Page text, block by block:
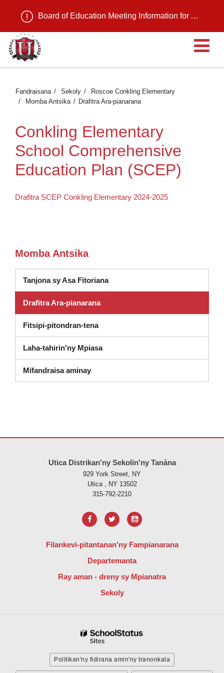
Board of Education Meeting Information for August 11, 2026
Fandraisana Sekoly
Roscoe Conkling Elementary
Momba Antsika
Drafitra Ara-pianarana
Conkling Elementary
School Comprehensive
Education Plan (SCEP)
Drafitra SCEP Conkling Elementary 2024-2025
Momba Antsika
Tanjona sy Asa Fitoriana
Drafitra Ara-pianarana
Fitsipi-pitondran-tena(sokafy anaty fikandrana vaovao)
Laha-tahirin'ny Mpiasa
Mifandraisa aminay
Utica Distrikan'ny Sekolin'ny Tanàna
929 York Street, NY
Utica , NY 13502
315-792-2210
Filankevi-pitantanan'ny Fampianarana
Departemanta
Ray aman - dreny sy Mpianatra
Sekoly
Politikan'ny fidirana amin'ny tranonkala